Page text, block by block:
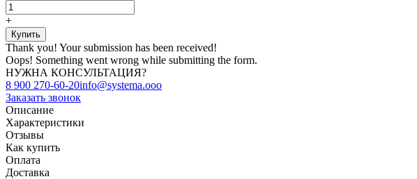
+
Thank you! Your submission has been received!
Oops! Something went wrong while submitting the form.
НУЖНА КОНСУЛЬТАЦИЯ?
8 900 270-60-20info@systema.ooo
Заказать звонок
Описание
Характеристики
Отзывы
Как купить
Оплата
Доставка